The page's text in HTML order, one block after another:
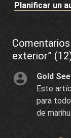
Planificar un
Comentarios
exterior”
Gold
Este
para
de